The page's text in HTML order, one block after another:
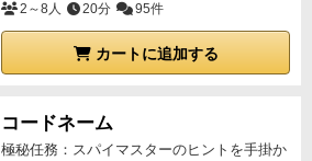
2～8人 20分 95件
カートに追加する
コードネーム
極秘任務：スパイマスターのヒントを手掛か